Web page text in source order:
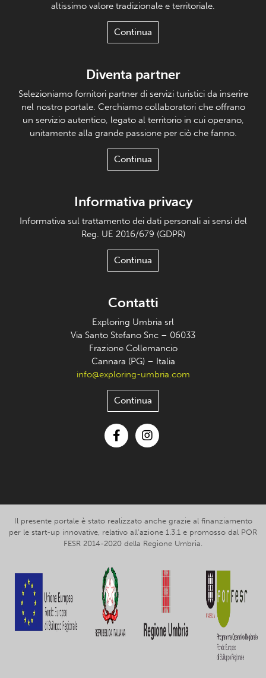
altissimo valore tradizionale e territoriale.
Continua
Diventa partner
Selezioniamo fornitori partner di servizi turistici da inserire
nel nostro portale. Cerchiamo collaboratori che offrano
un servizio autentico, legato al territorio in cui operano,
unitamente alla grande passione per ciò che fanno.
Continua
Informativa privacy
Informativa sul trattamento dei dati personali ai sensi del
Reg. UE 2016/679 (GDPR)
Continua
Contatti
Exploring Umbria srl
Via Santo Stefano Snc – 06033
Frazione Collemancio
Cannara (PG) – Italia
info@exploring-umbria.com
Continua
Il presente portale è stato realizzato anche grazie al finanziamento
per le start-up innovative, relativo all’azione 1.3.1 e promosso dal POR
FESR 2014-2020 della Regione Umbria.